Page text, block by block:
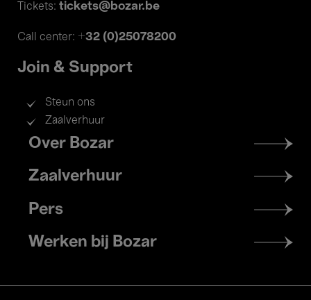
Tickets: tickets@bozar.be
Call center: +32 (0)25078200
Join & Support
Steun ons
Zaalverhuur
Footer
menu
Over Bozar
Zaalverhuur
Pers
Werken bij Bozar